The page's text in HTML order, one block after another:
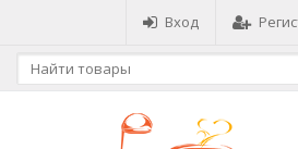
Вход